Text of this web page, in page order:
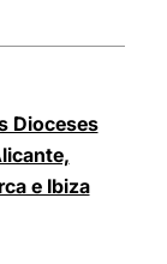
Dioceses
e Ibiza